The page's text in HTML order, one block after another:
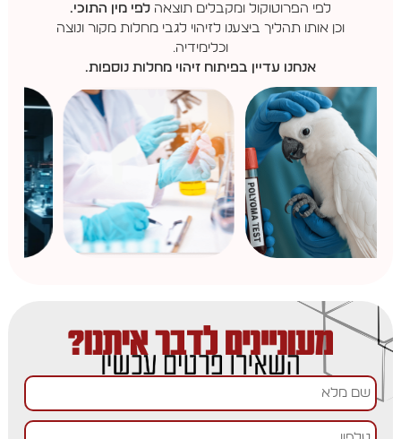
לפי הפרוטוקול ומקבלים תוצאה לפי מין התוכי.
וכן אותו תהליך ביצענו לזיהוי לגבי מחלות מקור ונוצה
וכלימידיה.
אנחנו עדיין בפיתוח זיהוי מחלות נוספות.